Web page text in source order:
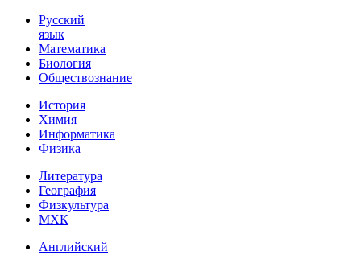
Русский
язык
Математика
Биология
Обществознание
История
Химия
Информатика
Физика
Литература
География
Физкультура
МХК
Английский